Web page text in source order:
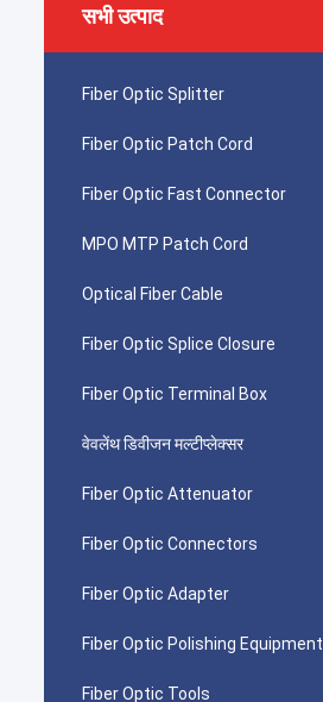
सभी उत्पाद
Fiber Optic Splitter
Fiber Optic Patch Cord
Fiber Optic Fast Connector
MPO MTP Patch Cord
Optical Fiber Cable
Fiber Optic Splice Closure
Fiber Optic Terminal Box
वेवलेंथ डिवीजन मल्टीप्लेक्सर
Fiber Optic Attenuator
Fiber Optic Connectors
Fiber Optic Adapter
Fiber Optic Polishing Equipment
Fiber Optic Tools